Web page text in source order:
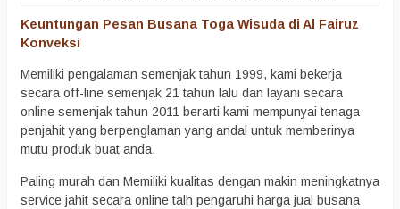
Keuntungan Pesan Busana Toga Wisuda di Al Fairuz
Konveksi
Memiliki pengalaman semenjak tahun 1999, kami bekerja
secara off-line semenjak 21 tahun lalu dan layani secara
online semenjak tahun 2011 berarti kami mempunyai tenaga
penjahit yang berpenglaman yang andal untuk memberinya
mutu produk buat anda.
Paling murah dan Memiliki kualitas dengan makin meningkatnya
service jahit secara online talh pengaruhi harga jual busana